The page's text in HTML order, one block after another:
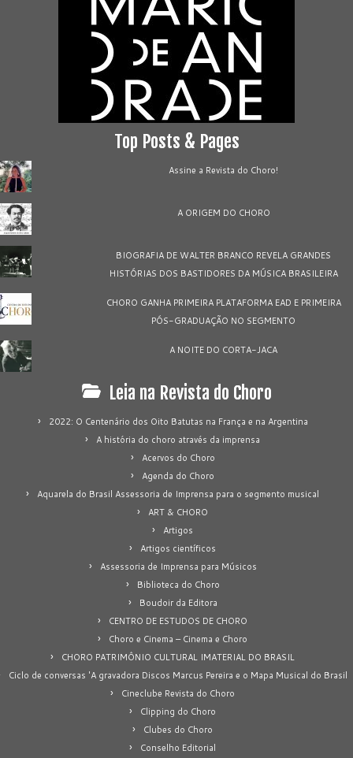
Top Posts & Pages
Assine a Revista do Choro!
A ORIGEM DO CHORO
BIOGRAFIA DE WALTER BRANCO REVELA GRANDES
HISTÓRIAS DOS BASTIDORES DA MÚSICA BRASILEIRA
CHORO GANHA PRIMEIRA PLATAFORMA EAD E PRIMEIRA
PÓS-GRADUAÇÃO NO SEGMENTO
A NOITE DO CORTA-JACA
Leia na Revista do Choro
2022: O Centenário dos Oito Batutas na França e na Argentina
A história do choro através da imprensa
Acervos do Choro
Agenda do Choro
Aquarela do Brasil Assessoria de Imprensa para o segmento musical
ART & CHORO
Artigos
Artigos científicos
Assessoria de Imprensa para Músicos
Biblioteca do Choro
Boudoir da Editora
CENTRO DE ESTUDOS DE CHORO
Choro e Cinema – Cinema e Choro
CHORO PATRIMÔNIO CULTURAL IMATERIAL DO BRASIL
Ciclo de conversas 'A gravadora Discos Marcus Pereira e o Mapa Musical do Brasil
Cineclube Revista do Choro
Clipping do Choro
Clubes do Choro
Conselho Editorial